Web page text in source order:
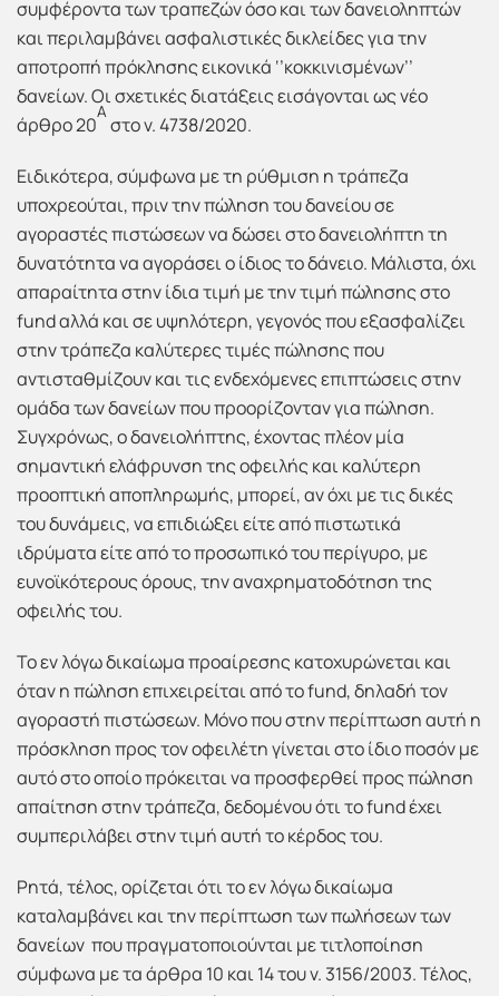
συμφέροντα των τραπεζών όσο και των δανειοληπτών
και περιλαμβάνει ασφαλιστικές δικλείδες για την
αποτροπή πρόκλησης εικονικά ‘’κοκκινισμένων’’
δανείων. Οι σχετικές διατάξεις εισάγονται ως νέο
άρθρο 20
Α
στο ν. 4738/2020.
Ειδικότερα, σύμφωνα με τη ρύθμιση η τράπεζα
υποχρεούται, πριν την πώληση του δανείου σε
αγοραστές πιστώσεων να δώσει στο δανειολήπτη τη
δυνατότητα να αγοράσει ο ίδιος το δάνειο. Μάλιστα, όχι
απαραίτητα στην ίδια τιμή με την τιμή πώλησης στο
fund αλλά και σε υψηλότερη, γεγονός που εξασφαλίζει
στην τράπεζα καλύτερες τιμές πώλησης που
αντισταθμίζουν και τις ενδεχόμενες επιπτώσεις στην
ομάδα των δανείων που προορίζονταν για πώληση.
Συγχρόνως, ο δανειολήπτης, έχοντας πλέον μία
σημαντική ελάφρυνση της οφειλής και καλύτερη
προοπτική αποπληρωμής, μπορεί, αν όχι με τις δικές
του δυνάμεις, να επιδιώξει είτε από πιστωτικά
ιδρύματα είτε από το προσωπικό του περίγυρο, με
ευνοϊκότερους όρους, την αναχρηματοδότηση της
οφειλής του.
Το εν λόγω δικαίωμα προαίρεσης κατοχυρώνεται και
όταν η πώληση επιχειρείται από το fund, δηλαδή τον
αγοραστή πιστώσεων. Μόνο που στην περίπτωση αυτή η
πρόσκληση προς τον οφειλέτη γίνεται στο ίδιο ποσόν με
αυτό στο οποίο πρόκειται να προσφερθεί προς πώληση
απαίτηση στην τράπεζα, δεδομένου ότι το fund έχει
συμπεριλάβει στην τιμή αυτή το κέρδος του.
Ρητά, τέλος, ορίζεται ότι το εν λόγω δικαίωμα
καταλαμβάνει και την περίπτωση των πωλήσεων των
δανείων που πραγματοποιούνται με τιτλοποίηση
σύμφωνα με τα άρθρα 10 και 14 του ν. 3156/2003. Τέλος,